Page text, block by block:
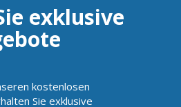
exklusive
kostenlosen
Sie exklusive